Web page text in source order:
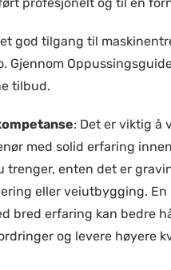
god tilgang til
Gjennom
tilbud.
: Det er viktig å
med solid erfaring
trenger, enten det er
eller veiutbygging. En
bred erfaring kan bedre
og levere høyere